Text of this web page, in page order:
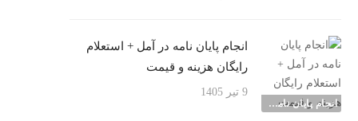
انجام پایان نامه شهرها
انجام پایان نامه در آمل + استعلام
رایگان هزینه و قیمت
9 تیر 1405